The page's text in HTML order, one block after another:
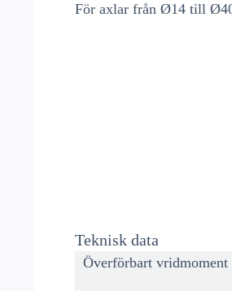
För axlar från Ø14 till
Teknisk data
Överförbart vridmoment